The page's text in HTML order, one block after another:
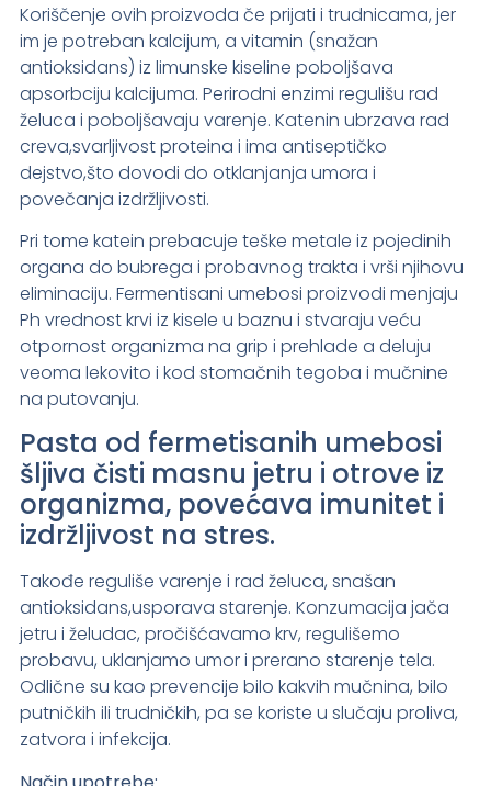
Koriščenje ovih proizvoda če prijati i trudnicama, jer
im je potreban kalcijum, a vitamin (snažan
antioksidans) iz limunske kiseline poboljšava
apsorbciju kalcijuma. Perirodni enzimi regulišu rad
želuca i poboljšavaju varenje. Katenin ubrzava rad
creva,svarljivost proteina i ima antiseptičko
dejstvo,što dovodi do otklanjanja umora i
povečanja izdržljivosti.
Pri tome katein prebacuje teške metale iz pojedinih
organa do bubrega i probavnog trakta i vrši njihovu
eliminaciju. Fermentisani umebosi proizvodi menjaju
Ph vrednost krvi iz kisele u baznu i stvaraju veću
otpornost organizma na grip i prehlade a deluju
veoma lekovito i kod stomačnih tegoba i mučnine
na putovanju.
Pasta od fermetisanih umebosi
šljiva čisti masnu jetru i otrove iz
organizma, povećava imunitet i
izdržljivost na stres.
Takođe reguliše varenje i rad želuca, snašan
antioksidans,usporava starenje. Konzumacija jača
jetru i želudac, pročišćavamo krv, regulišemo
probavu, uklanjamo umor i prerano starenje tela.
Odlične su kao prevencije bilo kakvih mučnina, bilo
putničkih ili trudničkih, pa se koriste u slučaju proliva,
zatvora i infekcija.